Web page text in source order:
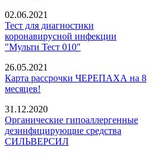
02.06.2021
Тест для диагностики
коронавирусной инфекции
"Мульти Тест 010"
26.05.2021
Карта рассрочки ЧЕРЕПАХА на 8
месяцев!
31.12.2020
Органические гипоаллергенные
дезинфицирующие средства
СИЛЬВЕРСИЛ